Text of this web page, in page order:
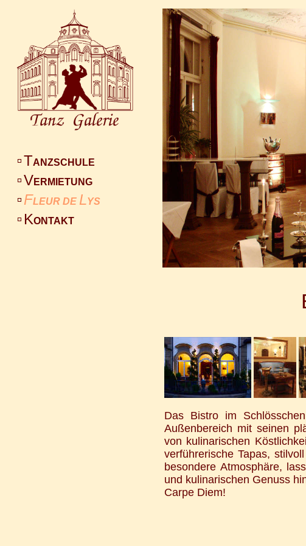
TANZSCHULE
VERMIETUNG
FLEUR DE LYS
KONTAKT
Das Bistro im
Außenbereich mit seinen
von kulinarischen
verführerische Tapas,
besondere Atmosphäre,
und kulinarischen Genuss
Carpe Diem!